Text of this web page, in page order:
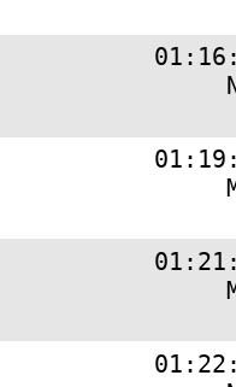
01:16:44
01:19:15
01:21:22
01:22:03